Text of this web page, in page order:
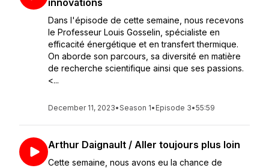
innovations
Dans l'épisode de cette semaine, nous recevons
le Professeur Louis Gosselin, spécialiste en
efficacité énergétique et en transfert thermique.
On aborde son parcours, sa diversité en matière
de recherche scientifique ainsi que ses passions.
<...
December 11, 2023•Season 1• Episode 3•55:59
Arthur Daignault / Aller toujours plus loin
Cette semaine, nous avons eu la chance de